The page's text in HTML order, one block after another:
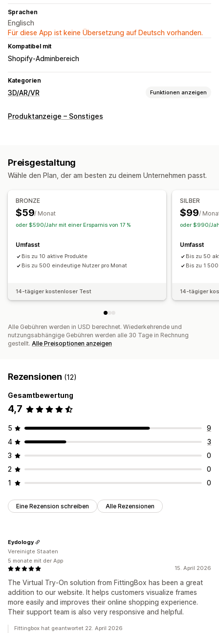
Sprachen
Englisch
Für diese App ist keine Übersetzung auf Deutsch vorhanden.
Kompatibel mit
Shopify-Adminbereich
Kategorien
3D/AR/VR Funktionen anzeigen
Visualisierung
Anpassung
Bedingte Logik
Individuelle Produkte Text
Farbe
Produktanzeige – Sonstiges
Preisgestaltung
Wähle den Plan, der am besten zu deinem Unternehmen passt.
BRONZE
$59/ Monat
oder $590/Jahr mit einer Ersparnis von 17 %
Umfasst
Bis zu 10 aktive Produkte
Bis zu 500 eindeutige Nutzer pro Monat
14-tägiger kostenloser Test
SILBER
$99/
oder $990/
Umfasst
Bis zu 50
Bis zu 1
14-tägiger
Alle Gebühren werden in USD berechnet. Wiederkehrende und
nutzungsabhängige Gebühren werden alle 30 Tage in Rechnung
gestellt. Alle Preisoptionen anzeigen
Rezensionen (12)
Gesamtbewertung
4,7
5
9
4
3
3
0
2
0
1
0
Eine Rezension schreiben Alle Rezensionen
15. April 2026
The Virtual Try-On solution from FittingBox has been a great
addition to our website. It helps customers visualize frames
more easily and improves their online shopping experience.
Their support team is also very responsive and helpful.
Eydology
Vereinigte Staaten
5 monate mit der App
Fittingbox hat geantwortet 22. April 2026